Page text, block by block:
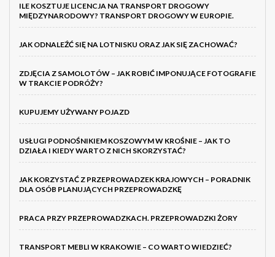
ILE KOSZTUJE LICENCJA NA TRANSPORT DROGOWY
MIĘDZYNARODOWY? TRANSPORT DROGOWY W EUROPIE.
JAK ODNALEŹĆ SIĘ NA LOTNISKU ORAZ JAK SIĘ ZACHOWAĆ?
ZDJĘCIA Z SAMOLOTÓW – JAK ROBIĆ IMPONUJĄCE FOTOGRAFIE
W TRAKCIE PODRÓŻY?
KUPUJEMY UŻYWANY POJAZD
USŁUGI PODNOŚNIKIEM KOSZOWYM W KROŚNIE – JAK TO
DZIAŁA I KIEDY WARTO Z NICH SKORZYSTAĆ?
JAK KORZYSTAĆ Z PRZEPROWADZEK KRAJOWYCH – PORADNIK
DLA OSÓB PLANUJĄCYCH PRZEPROWADZKĘ
PRACA PRZY PRZEPROWADZKACH. PRZEPROWADZKI ŻORY
TRANSPORT MEBLI W KRAKOWIE – CO WARTO WIEDZIEĆ?